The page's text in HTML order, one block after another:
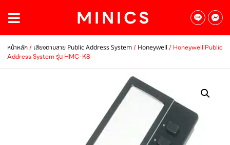
หน้าหลัก/ เสียงตามสาย Public Address System/ Honeywell / Honeywell Public
Address System รุ่น HMC-K8